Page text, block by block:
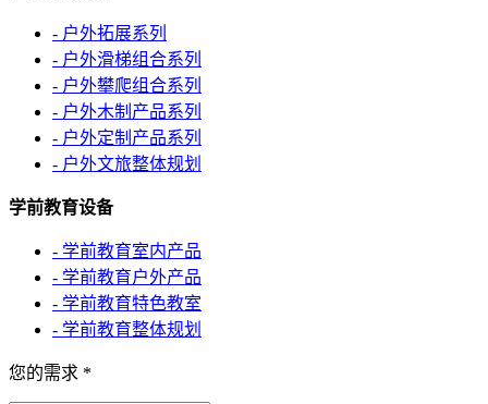
- 户外拓展系列
- 户外滑梯组合系列
- 户外攀爬组合系列
- 户外木制产品系列
- 户外定制产品系列
- 户外文旅整体规划
学前教育设备
- 学前教育室内产品
- 学前教育户外产品
- 学前教育特色教室
- 学前教育整体规划
您的需求 *